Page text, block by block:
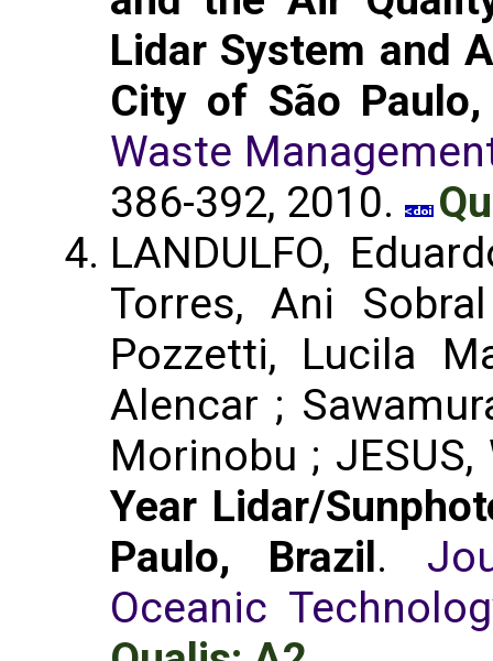
Lidar System and
City of São
Waste
386-392, 2010.
LANDULFO,
Torres, Ani
Pozzetti, Lucila
Alencar ;
Morinobu ;
Year Lidar/
Paulo, Brazil.
Oceanic